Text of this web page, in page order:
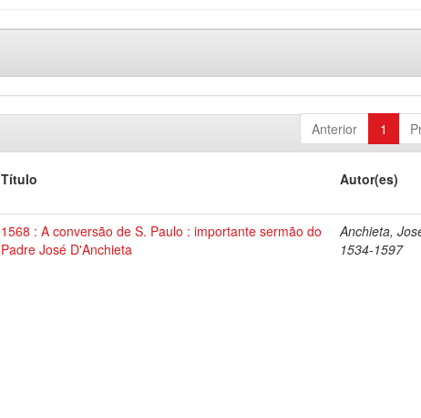
Anterior 1
Título Autor(es)
1568 : A conversão de S. Paulo : importante sermão do
Padre José D'Anchieta
Anchieta,
1534-1597